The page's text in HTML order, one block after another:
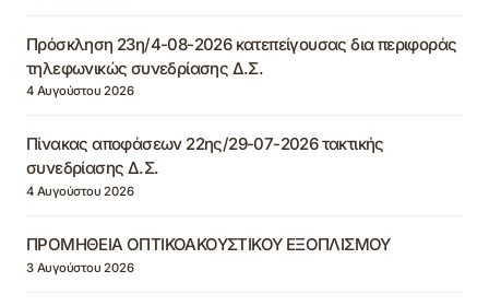
Πρόσκληση 23η/4-08-2026 κατεπείγουσας δια περιφοράς
τηλεφωνικώς συνεδρίασης Δ.Σ.
4 Αυγούστου 2026
Πίνακας αποφάσεων 22ης/29-07-2026 τακτικής
συνεδρίασης Δ.Σ.
4 Αυγούστου 2026
ΠΡΟΜΗΘΕΙΑ ΟΠΤΙΚΟΑΚΟΥΣΤΙΚΟΥ ΕΞΟΠΛΙΣΜΟΥ
3 Αυγούστου 2026